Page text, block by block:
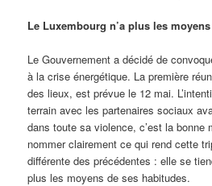
Le Luxembourg n’a plus les
Le Gouvernement a décidé de
à la crise énergétique. La première
des lieux, est prévue le 12 mai.
terrain avec les partenaires sociaux
dans toute sa violence, c’est la bonne
nommer clairement ce qui rend cette
différente des précédentes : elle se
plus les moyens de ses habitudes.